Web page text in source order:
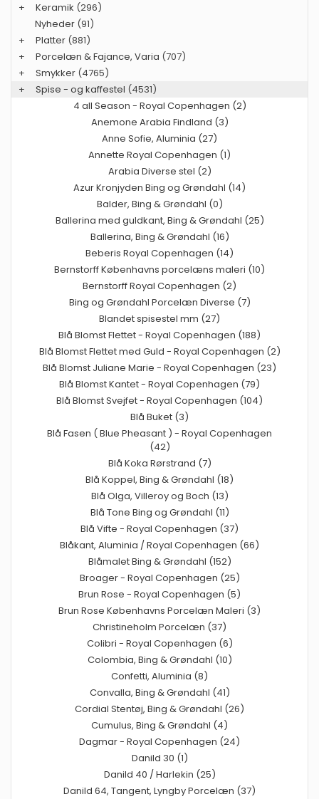
+
Keramik (296)
Nyheder (91)
+
Platter (881)
+
Porcelæn & Fajance, Varia (707)
+
Smykker (4765)
+
Spise - og kaffestel (4531)
4 all Season - Royal Copenhagen (2)
Anemone Arabia Findland (3)
Anne Sofie, Aluminia (27)
Annette Royal Copenhagen (1)
Arabia Diverse stel (2)
Azur Kronjyden Bing og Grøndahl (14)
Balder, Bing & Grøndahl (0)
Ballerina med guldkant, Bing & Grøndahl (25)
Ballerina, Bing & Grøndahl (16)
Beberis Royal Copenhagen (14)
Bernstorff Københavns porcelæns maleri (10)
Bernstorff Royal Copenhagen (2)
Bing og Grøndahl Porcelæn Diverse (7)
Blandet spisestel mm (27)
Blå Blomst Flettet - Royal Copenhagen (188)
Blå Blomst Flettet med Guld - Royal Copenhagen (2)
Blå Blomst Juliane Marie - Royal Copenhagen (23)
Blå Blomst Kantet - Royal Copenhagen (79)
Blå Blomst Svejfet - Royal Copenhagen (104)
Blå Buket (3)
Blå Fasen ( Blue Pheasant ) - Royal Copenhagen
(42)
Blå Koka Rørstrand (7)
Blå Koppel, Bing & Grøndahl (18)
Blå Olga, Villeroy og Boch (13)
Blå Tone Bing og Grøndahl (11)
Blå Vifte - Royal Copenhagen (37)
Blåkant, Aluminia / Royal Copenhagen (66)
Blåmalet Bing & Grøndahl (152)
Broager - Royal Copenhagen (25)
Brun Rose - Royal Copenhagen (5)
Brun Rose Københavns Porcelæn Maleri (3)
Christineholm Porcelæn (37)
Colibri - Royal Copenhagen (6)
Colombia, Bing & Grøndahl (10)
Confetti, Aluminia (8)
Convalla, Bing & Grøndahl (41)
Cordial Stentøj, Bing & Grøndahl (26)
Cumulus, Bing & Grøndahl (4)
Dagmar - Royal Copenhagen (24)
Danild 30 (1)
Danild 40 / Harlekin (25)
Danild 64, Tangent, Lyngby Porcelæn (37)